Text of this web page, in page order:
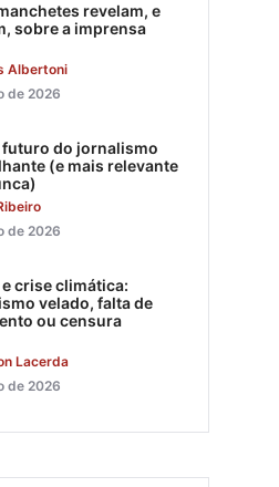
revelam, e
sobre a imprensa
Albertoni
de 2026
futuro do jornalismo
(e mais relevante
de 2026
crise climática:
velado, falta de
ou censura
Lacerda
de 2026